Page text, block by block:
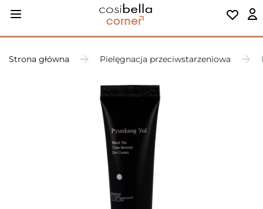
Strona główna Pielęgnacja przeciwstarzeniowa